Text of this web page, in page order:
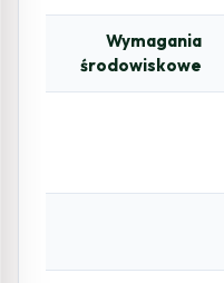
Wymagania
środowiskowe